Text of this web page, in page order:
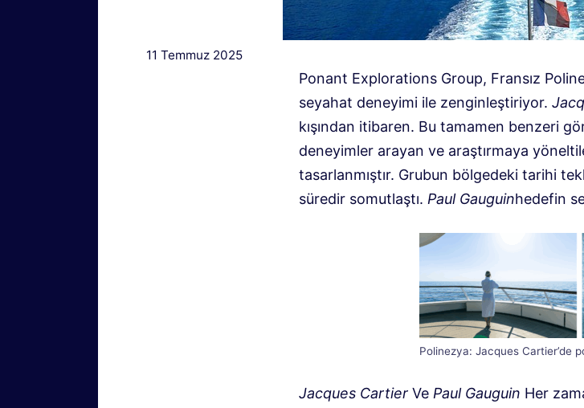
11 Temmuz 2025
Ponant Explorations Group, Fransız
seyahat deneyimi ile zenginleştiriyor.
kışından itibaren. Bu tamamen benzeri
deneyimler arayan ve araştırmaya
tasarlanmıştır. Grubun bölgedeki tarihi
süredir somutlaştı. Paul Gauguinhedefin
Polinezya: Jacques Cartier’de
Jacques Cartier Ve Paul Gauguin Her